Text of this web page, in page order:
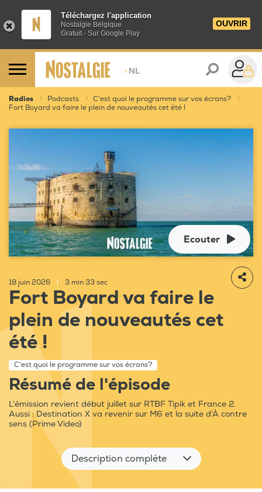
Téléchargez l'application
Nostalgie Belgique
Gratuit - Sur Google Play
OUVRIR
> NL
Radios Podcasts
C'est quoi le programme sur vos écrans?
Fort Boyard va faire le plein de nouveautés cet été !
Ecouter
18 juin 2026 3 min 33 sec
Fort Boyard va faire le
plein de nouveautés cet
été !
C'est quoi le programme sur vos écrans?
Résumé de l'épisode
L'émission revient début juillet sur RTBF Tipik et France 2.
Aussi : Destination X va revenir sur M6 et la suite d'À contre
sens (Prime Video)
Description complète